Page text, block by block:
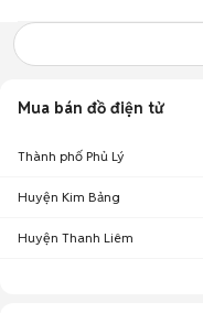
Mua bán đồ điện tử
Thành phố Phủ Lý
Huyện Kim Bảng
Huyện Thanh Liêm